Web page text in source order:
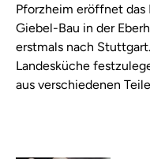
Pforzheim eröffnet
Giebel-Bau in der
erstmals nach
Landesküche
aus verschiedenen